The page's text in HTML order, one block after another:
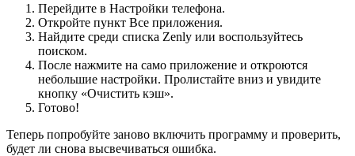
Перейдите в Настройки телефона.
Откройте пункт Все приложения.
Найдите среди списка Zenly или воспользуйтесь
поиском.
После нажмите на само приложение и откроются
небольшие настройки. Пролистайте вниз и увидите
кнопку «Очистить кэш».
Готово!
Теперь попробуйте заново включить программу и проверить,
будет ли снова высвечиваться ошибка.